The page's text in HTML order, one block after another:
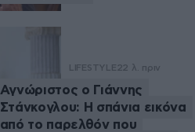
LIFESTYLE22 λ. πριν
Αγνώριστος ο Γιάννης
Στάνκογλου: Η σπάνια εικόνα
από το παρελθόν που